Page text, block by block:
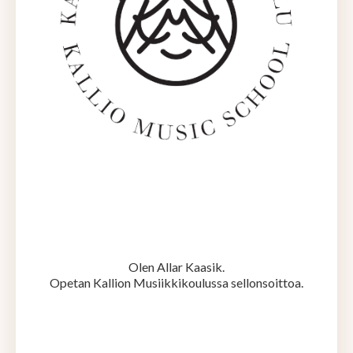
Olen Allar Kaasik.
Opetan Kallion Musiikkikoulussa sellonsoittoa.